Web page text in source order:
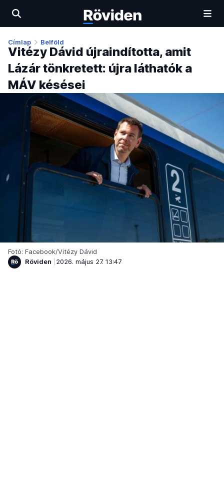
Címlap Belföld
Vitézy Dávid újraindította, amit
Lázár tönkretett: újra láthatók a
MÁV késései
Fotó: Facebook/Vitézy Dávid
Röviden
2026. május 27. 13:47